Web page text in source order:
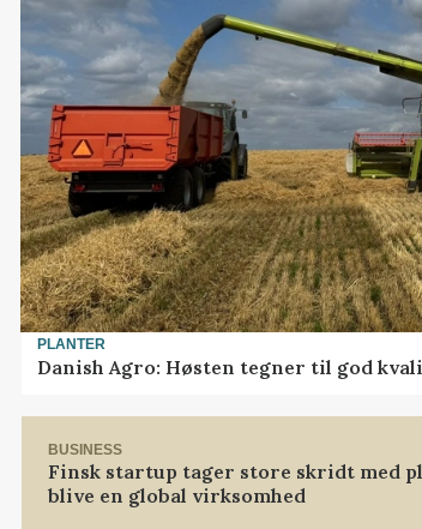
PLANTER
Danish Agro: Høsten tegner til god
BUSINESS
Finsk startup tager store skridt med
blive en global virksomhed